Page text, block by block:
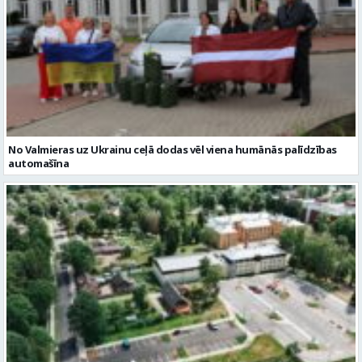
No Valmieras uz Ukrainu ceļā dodas vēl viena humānās palīdzības
automašīna
Noslēgusies Semināra ielas pārbūve un stāvlaukuma izbūve
Valmierā